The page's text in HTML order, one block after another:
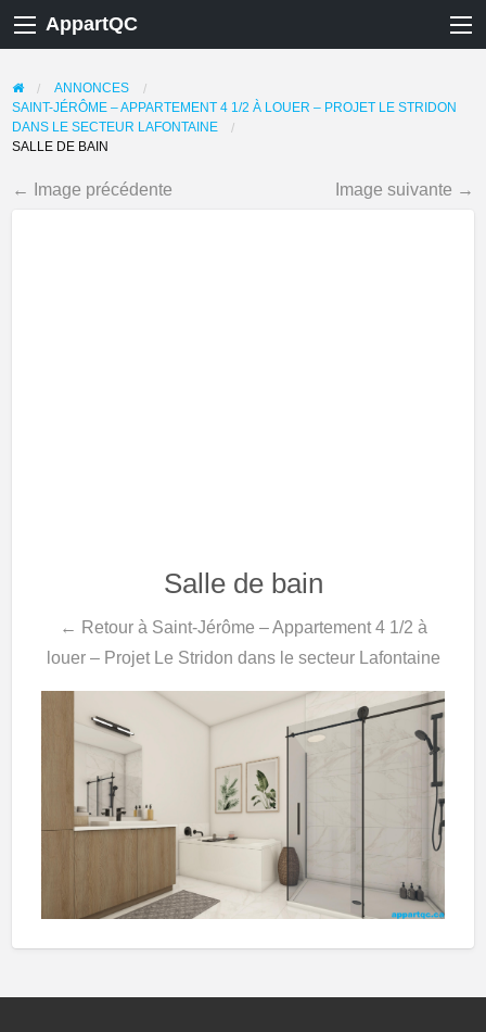
AppartQC
ANNONCES
SAINT-JÉRÔME – APPARTEMENT 4 1/2 À LOUER – PROJET LE STRIDON
DANS LE SECTEUR LAFONTAINE
SALLE DE BAIN
← Image précédente Image suivante →
Salle de bain
← Retour à Saint-Jérôme – Appartement 4 1/2 à
louer – Projet Le Stridon dans le secteur Lafontaine